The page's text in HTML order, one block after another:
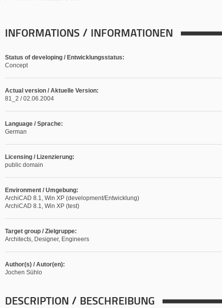
INFORMATIONS / INFORMATIONEN
Status of developing / Entwicklungsstatus:
Concept
Actual version / Aktuelle Version:
81_2 / 02.06.2004
Language / Sprache:
German
Licensing / Lizenzierung:
public domain
Environment / Umgebung:
ArchiCAD 8.1, Win XP (development/Entwicklung)
ArchiCAD 8.1, Win XP (test)
Target group / Zielgruppe:
Architects, Designer, Engineers
Author(s) / Autor(en):
Jochen Sühlo
DESCRIPTION / BESCHREIBUNG